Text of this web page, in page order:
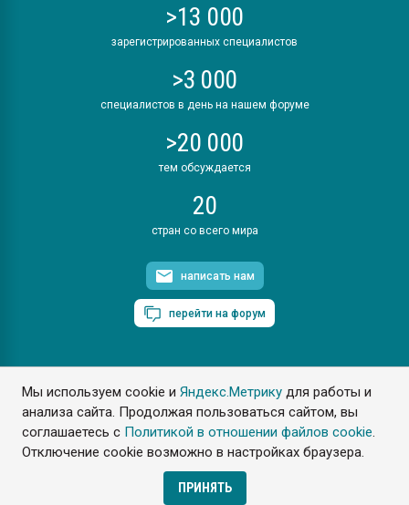
Мы используем cookie иЯндекс.Метрику для работы и
анализа сайта. Продолжая пользоваться сайтом, вы
соглашаетесь с Политикой в отношении файлов cookie.
Отключение cookie возможно в настройках браузера.
ПРИНЯТЬ
>13 000
зарегистрированных специалистов
>3 000
специалистов в день на нашем форуме
>20 000
тем обсуждается
20
стран со всего мира
написать нам
перейти на форум
ПластЭксперт © 2006. Все права защищены
Разрешается копирование материалов сайта с обязательной
ссылкой на www.e-plastic.ru
Разработка сайта